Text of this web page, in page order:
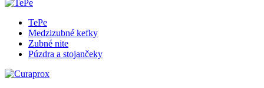
TePe
Medzizubné kefky
Zubné nite
Púzdra a stojančeky